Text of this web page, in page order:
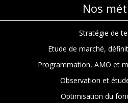
Nos
Stratégie de
Etude de marché,
Programmation, AMO et
Observation et
Optimisation du